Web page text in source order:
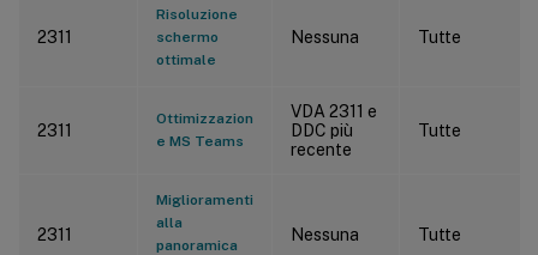
2311
Risoluzione
schermo
ottimale
Nessuna Tutte
2311
Ottimizzazion
e MS Teams
VDA 2311 e
DDC più
recente
Tutte
2311
Miglioramenti
alla
panoramica
Nessuna Tutte